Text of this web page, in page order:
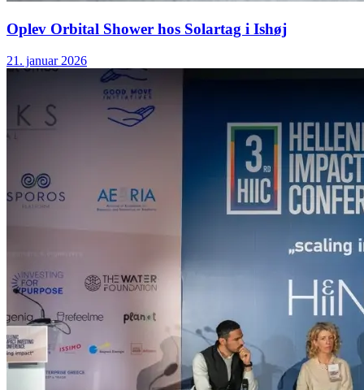
Oplev Orbital Shower hos Solartag i Ishøj
21. januar 2026